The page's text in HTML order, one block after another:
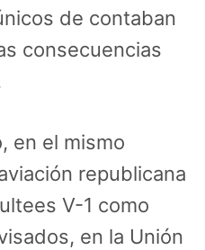
de contaban
consecuencias
en el mismo
republicana
V-1 como
en la Unión